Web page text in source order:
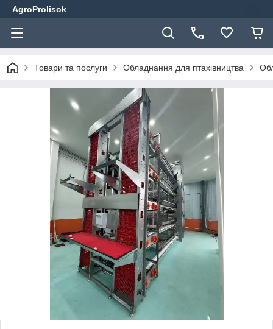
AgroProlisok
Товари та послуги Обладнання для птахівництва